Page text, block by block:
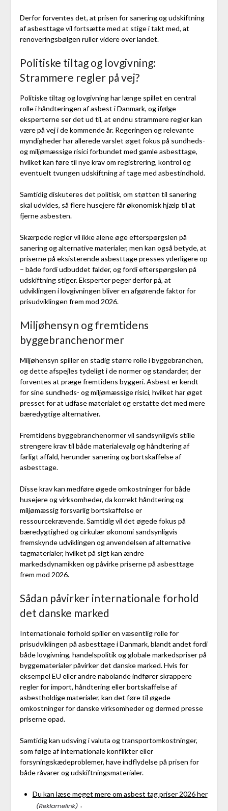
Derfor forventes det, at prisen for sanering og udskiftning
af asbesttage vil fortsætte med at stige i takt med, at
renoveringsbølgen ruller videre over landet.
Politiske tiltag og lovgivning:
Strammere regler på vej?
Politiske tiltag og lovgivning har længe spillet en central
rolle i håndteringen af asbest i Danmark, og ifølge
eksperterne ser det ud til, at endnu strammere regler kan
være på vej i de kommende år. Regeringen og relevante
myndigheder har allerede varslet øget fokus på sundheds-
og miljømæssige risici forbundet med gamle asbesttage,
hvilket kan føre til nye krav om registrering, kontrol og
eventuelt tvungen udskiftning af tage med asbestindhold.
Samtidig diskuteres det politisk, om støtten til sanering
skal udvides, så flere husejere får økonomisk hjælp til at
fjerne asbesten.
Skærpede regler vil ikke alene øge efterspørgslen på
sanering og alternative materialer, men kan også betyde, at
priserne på eksisterende asbesttage presses yderligere op
– både fordi udbuddet falder, og fordi efterspørgslen på
udskiftning stiger. Eksperter peger derfor på, at
udviklingen i lovgivningen bliver en afgørende faktor for
prisudviklingen frem mod 2026.
Miljøhensyn og fremtidens
byggebranchenormer
Miljøhensyn spiller en stadig større rolle i byggebranchen,
og dette afspejles tydeligt i de normer og standarder, der
forventes at præge fremtidens byggeri. Asbest er kendt
for sine sundheds- og miljømæssige risici, hvilket har øget
presset for at udfase materialet og erstatte det med mere
bæredygtige alternativer.
Fremtidens byggebranchenormer vil sandsynligvis stille
strengere krav til både materialevalg og håndtering af
farligt affald, herunder sanering og bortskaffelse af
asbesttage.
Disse krav kan medføre øgede omkostninger for både
husejere og virksomheder, da korrekt håndtering og
miljømæssig forsvarlig bortskaffelse er
ressourcekrævende. Samtidig vil det øgede fokus på
bæredygtighed og cirkulær økonomi sandsynligvis
fremskynde udviklingen og anvendelsen af alternative
tagmaterialer, hvilket på sigt kan ændre
markedsdynamikken og påvirke priserne på asbesttage
frem mod 2026.
Sådan påvirker internationale forhold
det danske marked
Internationale forhold spiller en væsentlig rolle for
prisudviklingen på asbesttage i Danmark, blandt andet fordi
både lovgivning, handelspolitik og globale markedspriser på
byggematerialer påvirker det danske marked. Hvis for
eksempel EU eller andre nabolande indfører skrappere
regler for import, håndtering eller bortskaffelse af
asbestholdige materialer, kan det føre til øgede
omkostninger for danske virksomheder og dermed presse
priserne opad.
Samtidig kan udsving i valuta og transportomkostninger,
som følge af internationale konflikter eller
forsyningskædeproblemer, have indflydelse på prisen for
både råvarer og udskiftningsmaterialer.
Du kan læse meget mere om asbest tag priser 2026 her
.